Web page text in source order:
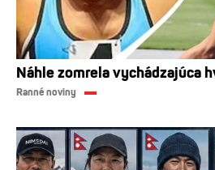
Náhle zomrela vychádzajúca
Ranné noviny